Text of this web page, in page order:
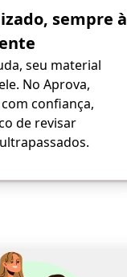
sempre à
seu material
No Aprova,
confiança,
de revisar